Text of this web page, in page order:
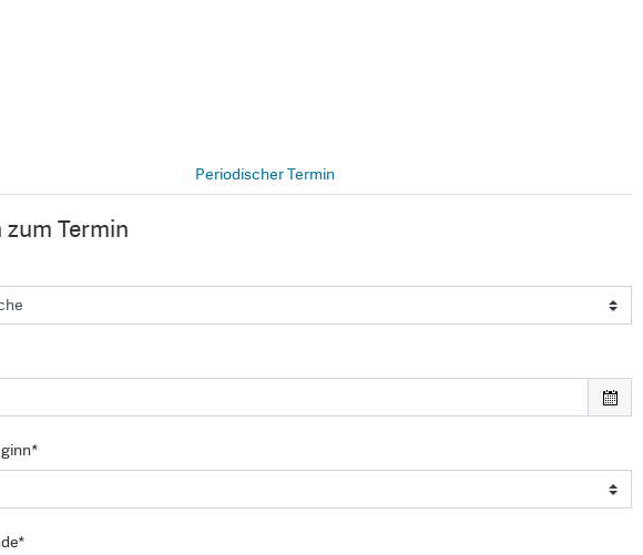
Periodischer Termin
zum Termin